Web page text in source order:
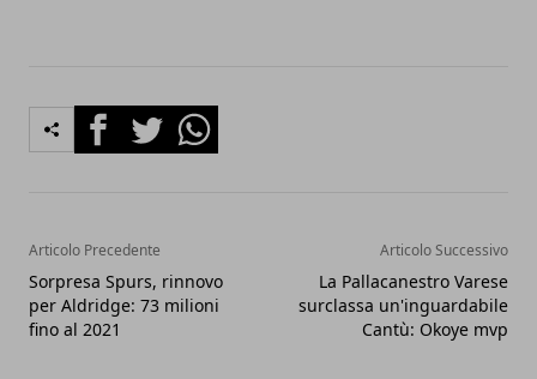
FacebookTwitterWhatsapp
Articolo Precedente
Sorpresa Spurs, rinnovo
per Aldridge: 73 milioni
fino al 2021
Articolo Successivo
La Pallacanestro Varese
surclassa un'inguardabile
Cantù: Okoye mvp